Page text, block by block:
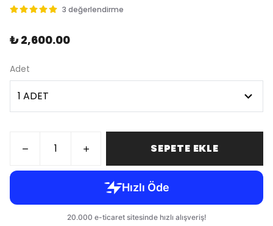
3 değerlendirme
₺ 2,600.00
Adet
SEPETE EKLE